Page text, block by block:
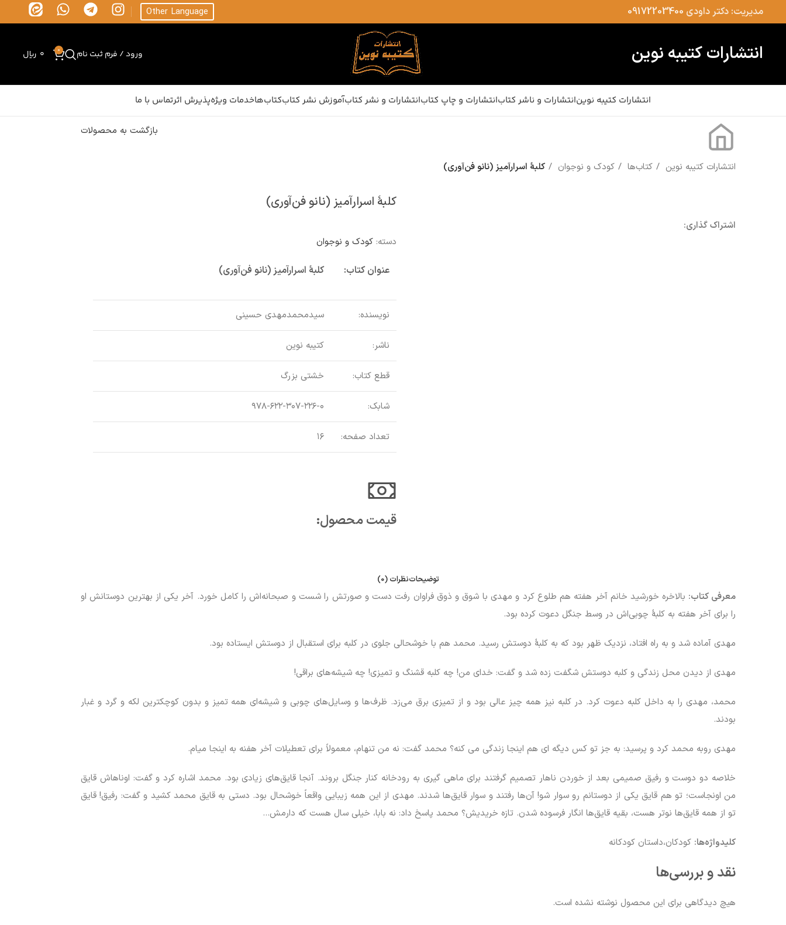
مدیریت: دکتر داودی 09172203400
Other Language
انتشارات کتیبه نوین ورود / فرم ثبت نام 0 ریال 0
انتشارات کتیبه نوینانتشارات و ناشر کتابانتشارات و چاپ کتابانتشارات و نشر کتابآموزش نشر کتابکتاب‌هاخدمات ویژهپذیرش اثرتماس با ما
انتشارات کتیبه نوین کتاب‌ها کودک و نوجوان کلبۀ اسرارآمیز (نانو فن‌آوری)
بازگشت به محصولات
اشتراک گذاری:
کلبۀ اسرارآمیز (نانو فن‌آوری)
دسته: کودک و نوجوان
عنوان کتاب: کلبۀ اسرارآمیز (نانو فن‌آوری)
نویسنده: سیدمحمدمهدی حسینی
ناشر: کتیبه نوین
قطع کتاب: خشتی بزرگ
شابک: ۹۷۸-۶۲۲-۳۰۷-۲۲۶-۰
تعداد صفحه: ۱۶
قیمت محصول:​
توضیحاتنظرات (0)
معرفی کتاب: بالاخره خورشید خانم آخر هفته هم طلوع کرد و مهدی با شوق و ذوق فراوان رفت دست و صورتش را شست و صبحانه‌اش را کامل خورد. آخر یکی از بهترین دوستانش او
را برای آخر هفته به کلبۀ چوبی‌اش در وسط جنگل دعوت کرده بود.
مهدی آماده شد و به راه افتاد، نزدیک ظهر بود که به کلبۀ دوستش رسید. محمد هم با خوشحالی جلوی در کلبه برای استقبال از دوستش ایستاده بود.
مهدی از دیدن محل زندگی و کلبه دوستش شگفت زده شد و گفت: خدای من! چه کلبه قشنگ و تمیزی! چه شیشه‌های براقی!
محمد، مهدی را به داخل کلبه دعوت کرد. در کلبه نیز همه چیز عالی بود و از تمیزی برق می‌زد. ظرف‌ها و وسایل‌های چوبی و شیشه‌ای همه تمیز و بدون کوچکترین لکه و گرد و غبار
بودند.
مهدی روبه محمد کرد و پرسید: به جز تو کس دیگه ای هم اینجا زندگی می کنه؟ محمد گفت: نه من تنهام، معمولاً برای تعطیلات آخر هفنه به اینجا میام.
خلاصه دو دوست و رفیق صمیمی بعد از خوردن ناهار تصمیم گرفتند برای ماهی گیری به رودخانه کنار جنگل بروند. آنجا قایق‌های زیادی بود. محمد اشاره کرد و گفت: اوناهاش قایق
من اونجاست؛ تو هم قایق یکی از دوستانم رو سوار شو! آن‌ها رفتند و سوار قایق‌ها شدند. مهدی از این همه زیبایی واقعاً خوشحال بود. دستی به قایق محمد کشید و گفت: رفیق! قایق
تو از همه قایق‌ها نوتر هست، بقیه قایق‌ها انگار فرسوده شدن. تازه خریدیش؟ محمد پاسخ داد: نه بابا، خیلی سال هست که دارمش…
کلیدواژه‌ها: کودکان،داستان کودکانه
نقد و بررسی‌ها
هیچ دیدگاهی برای این محصول نوشته نشده است.